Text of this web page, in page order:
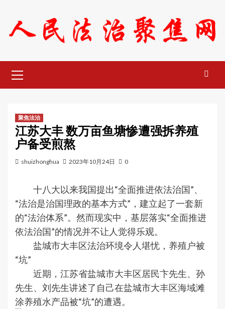
content
Menu
聚焦法治
江苏大丰 数万亩鱼塘惨遭强拆养殖
户备受煎熬
shuizhonghua 2023年10月24日 0
十八大以来我国提出“全面推进依法治国”、
“法治是治国理政的基本方式”，建立起了一套新
的“法治体系”。然而现实中，基层落实“全面推进
依法治国”的情况并不让人觉得乐观。
盐城市大丰区法治环境令人堪忧，养殖户被
“坑”
近期，江苏省盐城市大丰区居民卞先生、孙
先生、刘先生讲述了自己在盐城市大丰区海域滩
涂养殖水产品被“坑”的遭遇。